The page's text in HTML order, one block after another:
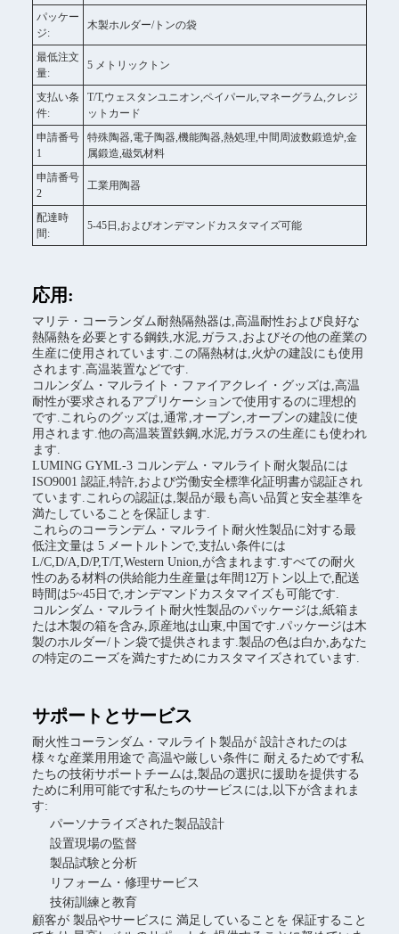
パッケー
ジ:
木製ホルダー/トンの袋
最低注文
量:
5 メトリックトン
支払い条
件:
T/T,ウェスタンユニオン,ペイパール,マネーグラム,クレジ
ットカード
申請番号
1
特殊陶器,電子陶器,機能陶器,熱処理,中間周波数鍛造炉,金
属鍛造,磁気材料
申請番号
2
工業用陶器
配達時
間:
5-45日,およびオンデマンドカスタマイズ可能
応用:
マリテ・コーランダム耐熱隔熱器は,高温耐性および良好な
熱隔熱を必要とする鋼鉄,水泥,ガラス,およびその他の産業の
生産に使用されています.この隔熱材は,火炉の建設にも使用
されます.高温装置などです.
コルンダム・マルライト・ファイアクレイ・グッズは,高温
耐性が要求されるアプリケーションで使用するのに理想的
です.これらのグッズは,通常,オーブン,オーブンの建設に使
用されます.他の高温装置鉄鋼,水泥,ガラスの生産にも使われ
ます.
LUMING GYML-3 コルンデム・マルライト耐火製品には
ISO9001 認証,特許,および労働安全標準化証明書が認証され
ています.これらの認証は,製品が最も高い品質と安全基準を
満たしていることを保証します.
これらのコーランデム・マルライト耐火性製品に対する最
低注文量は 5 メートルトンで,支払い条件には
L/C,D/A,D/P,T/T,Western Union,が含まれます.すべての耐火
性のある材料の供給能力生産量は年間12万トン以上で,配送
時間は5~45日で,オンデマンドカスタマイズも可能です.
コルンダム・マルライト耐火性製品のパッケージは,紙箱ま
たは木製の箱を含み,原産地は山東,中国です.パッケージは木
製のホルダー/トン袋で提供されます.製品の色は白か,あなた
の特定のニーズを満たすためにカスタマイズされています.
サポートとサービス
耐火性コーランダム・マルライト製品が 設計されたのは
様々な産業用用途で 高温や厳しい条件に 耐えるためです私
たちの技術サポートチームは,製品の選択に援助を提供する
ために利用可能です私たちのサービスには,以下が含まれま
す:
パーソナライズされた製品設計
設置現場の監督
製品試験と分析
リフォーム・修理サービス
技術訓練と教育
顧客が 製品やサービスに 満足していることを 保証すること